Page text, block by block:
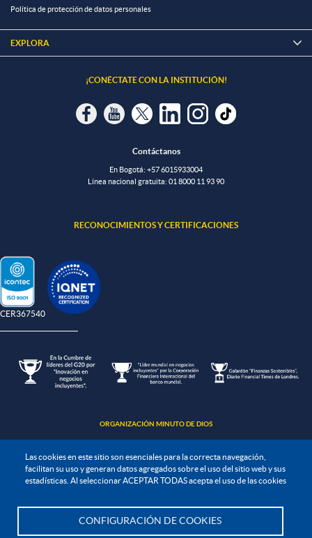
Las cookies en este sitio son esenciales para la correcta navegación,
facilitan su uso y generan datos agregados sobre el uso del sitio web y sus
estadísticas. Al seleccionar ACEPTAR TODAS acepta el uso de las cookies
CONFIGURACIÓN DE COOKIES
Política de protección de datos personales
EXPLORA 
¡CONÉCTATE CON LA INSTITUCIÓN!
Contáctanos
En Bogotá: +57 6015933004
Línea nacional gratuita: 01 8000 11 93 90
RECONOCIMIENTOS Y CERTIFICACIONES
CER367540
ORGANIZACIÓN MINUTO DE DIOS
Política de protección de datos